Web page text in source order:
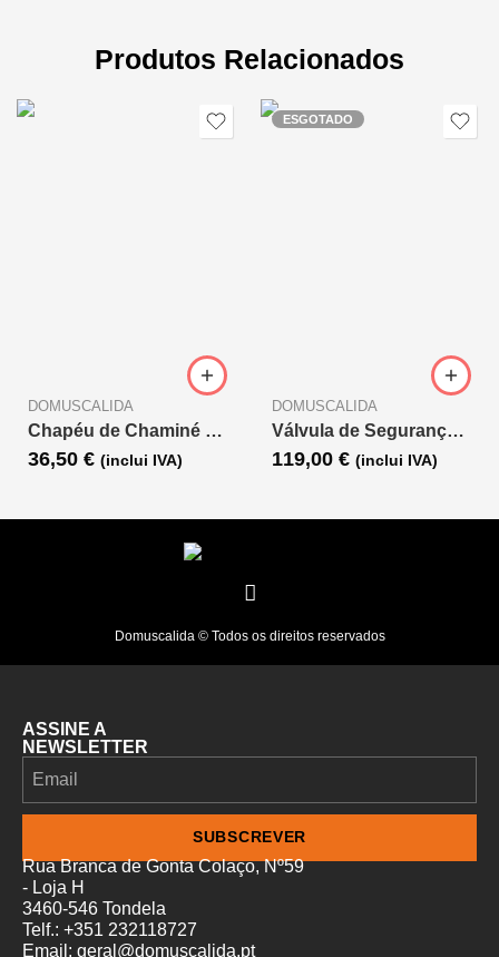
Produtos Relacionados
DOMUSCALIDA
Chapéu de Chaminé em Inox com Aba D.80
36,50 € (inclui IVA)
ESGOTADO
DOMUSCALIDA
Válvula de Segurança ESBE VST112
119,00 € (inclui IVA)
Domuscalida © Todos os direitos reservados
ASSINE A
NEWSLETTER
SUBSCREVER
Rua Branca de Gonta Colaço, Nº59
- Loja H
3460-546 Tondela
Telf.: +351 232118727
Email: geral@domuscalida.pt